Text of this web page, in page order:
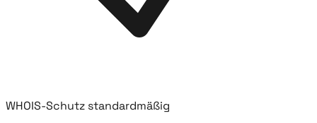
WHOIS-Schutz standardmäßig